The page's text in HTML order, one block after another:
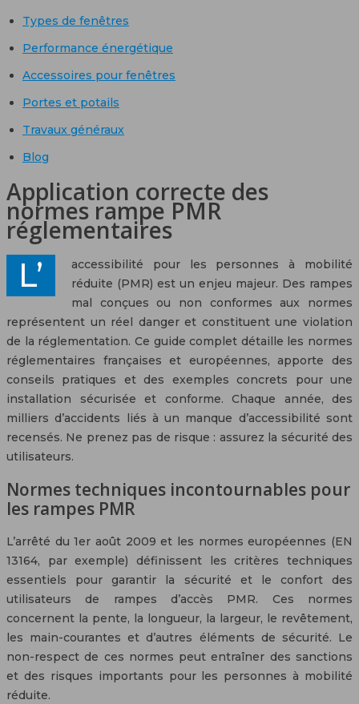
Types de fenêtres
Performance énergétique
Accessoires pour fenêtres
Portes et potails
Travaux généraux
Blog
Application correcte des
normes rampe PMR
réglementaires
L’accessibilité pour les personnes à mobilité
réduite (PMR) est un enjeu majeur. Des rampes
mal conçues ou non conformes aux normes
représentent un réel danger et constituent une violation
de la réglementation. Ce guide complet détaille les normes
réglementaires françaises et européennes, apporte des
conseils pratiques et des exemples concrets pour une
installation sécurisée et conforme. Chaque année, des
milliers d’accidents liés à un manque d’accessibilité sont
recensés. Ne prenez pas de risque : assurez la sécurité des
utilisateurs.
Normes techniques incontournables pour
les rampes PMR
L’arrêté du 1er août 2009 et les normes européennes (EN
13164, par exemple) définissent les critères techniques
essentiels pour garantir la sécurité et le confort des
utilisateurs de rampes d’accès PMR. Ces normes
concernent la pente, la longueur, la largeur, le revêtement,
les main-courantes et d’autres éléments de sécurité. Le
non-respect de ces normes peut entraîner des sanctions
et des risques importants pour les personnes à mobilité
réduite.